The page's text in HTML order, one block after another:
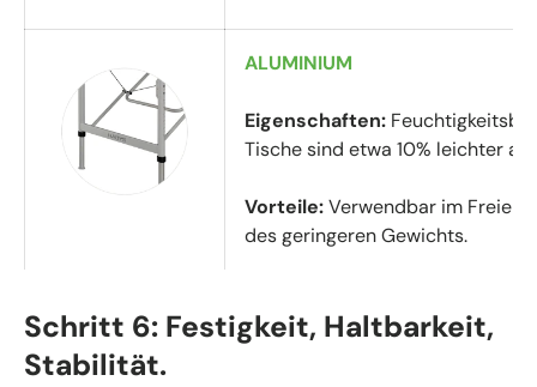
ALUMINIUM
Eigenschaften:
Tische sind etwa 10% leichter
Vorteile:Verwendbar im
des geringeren Gewichts.
Schritt 6: Festigkeit, Haltbarkeit,
Stabilität.